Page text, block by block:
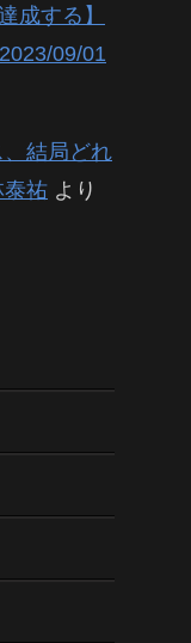
成する】
09/01
結局どれ
泰祐 より